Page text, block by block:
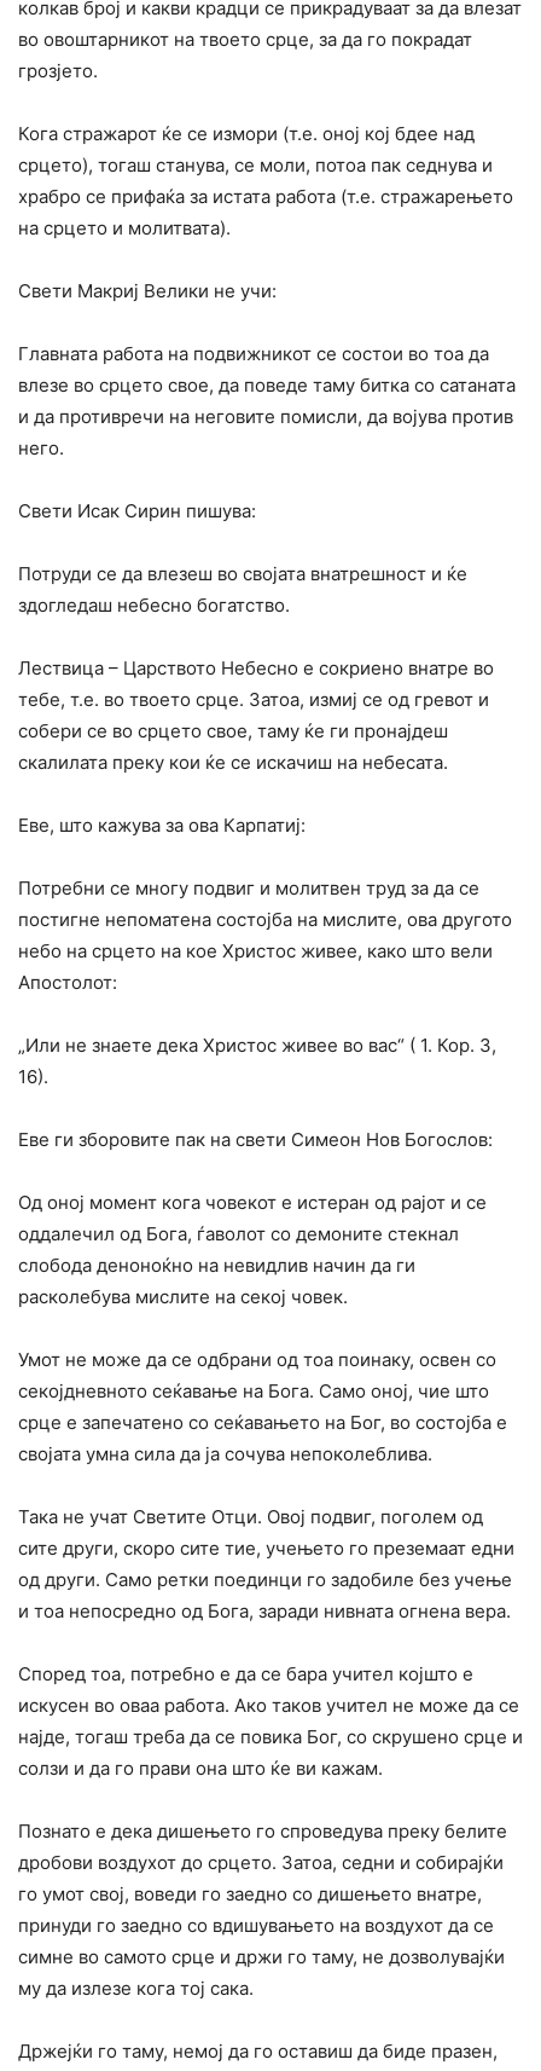
колкав број и какви крадци се прикрадуваат за да влезат
во овоштарникот на твоето срце, за да го покрадат
грозјето.
Кога стражарот ќе се измори (т.е. оној кој бдее над
срцето), тогаш станува, се моли, потоа пак седнува и
храбро се прифаќа за истата работа (т.е. стражарењето
на срцето и молитвата).
Свети Макриј Велики не учи:
Главната работа на подвижникот се состои во тоа да
влезе во срцето свое, да поведе таму битка со сатаната
и да противречи на неговите помисли, да војува против
него.
Свети Исак Сирин пишува:
Потруди се да влезеш во својата внатрешност и ќе
здогледаш небесно богатство.
Лествица – Царството Небесно е сокриено внатре во
тебе, т.е. во твоето срце. Затоа, измиј се од гревот и
собери се во срцето свое, таму ќе ги пронајдеш
скалилата преку кои ќе се искачиш на небесата.
Еве, што кажува за ова Карпатиј:
Потребни се многу подвиг и молитвен труд за да се
постигне непоматена состојба на мислите, ова другото
небо на срцето на кое Христос живее, како што вели
Апостолот:
„Или не знаете дека Христос живее во вас“ ( 1. Кор. 3,
16).
Еве ги зборовите пак на свети Симеон Нов Богослов:
Од оној момент кога човекот е истеран од рајот и се
оддалечил од Бога, ѓаволот со демоните стекнал
слобода деноноќно на невидлив начин да ги
расколебува мислите на секој човек.
Умот не може да се одбрани од тоа поинаку, освен со
секојдневното сеќавање на Бога. Само оној, чие што
срце е запечатено со сеќавањето на Бог, во состојба е
својата умна сила да ја сочува непоколеблива.
Така не учат Светите Отци. Овој подвиг, поголем од
сите други, скоро сите тие, учењето го преземаат едни
од други. Само ретки поединци го задобиле без учење
и тоа непосредно од Бога, заради нивната огнена вера.
Според тоа, потребно е да се бара учител којшто е
искусен во оваа работа. Ако таков учител не може да се
најде, тогаш треба да се повика Бог, со скрушено срце и
солзи и да го прави она што ќе ви кажам.
Познато е дека дишењето го спроведува преку белите
дробови воздухот до срцето. Затоа, седни и собирајќи
го умот свој, воведи го заедно со дишењето внатре,
принуди го заедно со вдишувањето на воздухот да се
симне во самото срце и држи го таму, не дозволувајќи
му да излезе кога тој сака.
Држејќи го таму, немој да го оставиш да биде празен,